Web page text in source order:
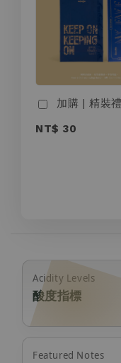
加購 | 精裝
NT$ 30
Acidity Levels
酸度指標
Featured Notes